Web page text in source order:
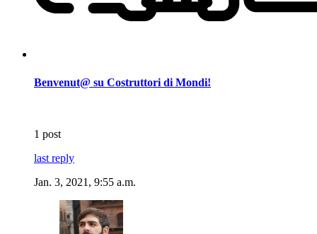
Benvenut@ su Costruttori di Mondi!
1 post
last reply
Jan. 3, 2021, 9:55 a.m.